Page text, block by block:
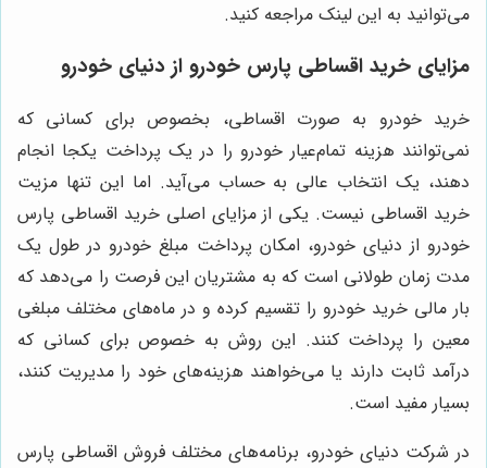
می‌توانید به این لینک مراجعه کنید.
مزایای خرید اقساطی پارس خودرو از دنیای خودرو
خرید خودرو به صورت اقساطی، بخصوص برای کسانی که
نمی‌توانند هزینه تمام‌عیار خودرو را در یک پرداخت یکجا انجام
دهند، یک انتخاب عالی به حساب می‌آید. اما این تنها مزیت
خرید اقساطی نیست. یکی از مزایای اصلی خرید اقساطی پارس
خودرو از دنیای خودرو، امکان پرداخت مبلغ خودرو در طول یک
مدت زمان طولانی است که به مشتریان این فرصت را می‌دهد که
بار مالی خرید خودرو را تقسیم کرده و در ماه‌های مختلف مبلغی
معین را پرداخت کنند. این روش به خصوص برای کسانی که
درآمد ثابت دارند یا می‌خواهند هزینه‌های خود را مدیریت کنند،
بسیار مفید است.
در شرکت دنیای خودرو، برنامه‌های مختلف فروش اقساطی پارس